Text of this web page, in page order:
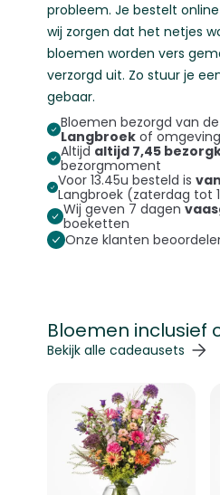
probleem. Je bestelt
wij zorgen dat het netjes
bloemen worden vers
verzorgd uit. Zo stuur je
gebaar.
Bloemen bezorgd van
Langbroekof omgeving
Altijd altijd 7,45
bezorgmoment
Voor 13.45u besteld is
Langbroek (zaterdag tot
Wij geven 7 dagen
boeketten
Onze klanten
Bloemen inclusief
Navigeren door de
Druk om carrousel over te
Bekijk alle cadeausets